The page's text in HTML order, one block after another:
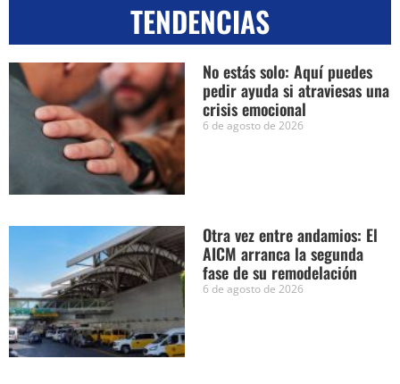
TENDENCIAS
No estás solo: Aquí puedes
pedir ayuda si atraviesas una
crisis emocional
6 de agosto de 2026
Otra vez entre andamios: El
AICM arranca la segunda
fase de su remodelación
6 de agosto de 2026